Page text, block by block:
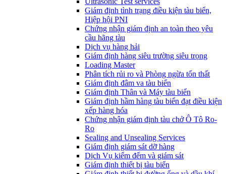
Giám định tình trạng điều kiện tàu biển,
Hiệp hội PNI
Chứng nhận giám định an toàn theo yêu
cầu hãng tàu
Dịch vụ hàng hải
Giám định hàng siêu trường siêu trọng
Loading Master
Phân tích rủi ro và Phòng ngừa tổn thất
​Giám định đâm va tàu biển
Giám định Thân và Máy tàu biển
​Giám định hầm hàng tàu biển đạt điều kiện
xếp hàng hóa
Chứng nhận giám định tàu chở Ô Tô Ro-
Ro
Sealing and Unsealing Services
Giám định giám sát dỡ hàng
Dịch Vụ kiểm đếm và giám sát
Giám định thiết bị tàu biển